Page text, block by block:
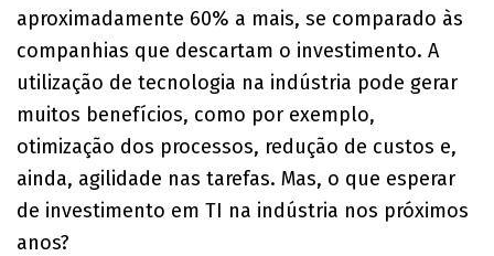
aproximadamente 60% a mais, se comparado às
companhias que descartam o investimento. A
utilização de tecnologia na indústria pode gerar
muitos benefícios, como por exemplo,
otimização dos processos, redução de custos e,
ainda, agilidade nas tarefas. Mas, o que esperar
de investimento em TI na indústria nos próximos
anos?